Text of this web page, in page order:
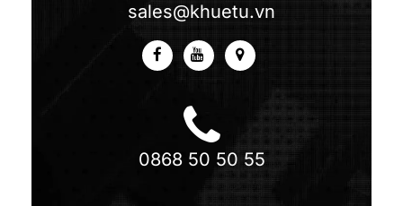
sales@khuetu.vn
0868 50 50 55